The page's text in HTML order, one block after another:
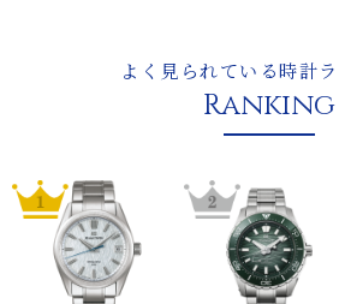
よく見られている時計
Ranking